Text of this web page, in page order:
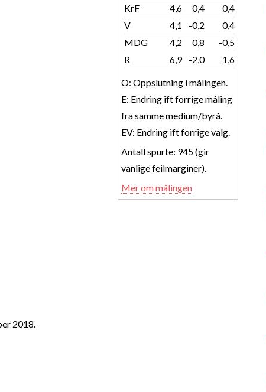
KrF
4,6 0,4
0,4
V
4,1 -0,2
0,4
MDG
4,2 0,8
-0,5
R
6,9 -2,0 1,6
O: Oppslutning i målingen.
E: Endring ift forrige måling
fra samme medium/byrå.
EV: Endring ift forrige valg.
Antall spurte: 945 (gir
vanlige feilmarginer).
Mer om målingen
2018.